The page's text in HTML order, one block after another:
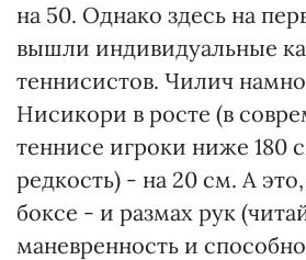
на 50. Однако здесь на
вышли индивидуальные
теннисистов. Чилич
Нисикори в росте (в
теннисе игроки ниже 180
редкость) - на 20 см. А
боксе - и размах рук
маневренность и